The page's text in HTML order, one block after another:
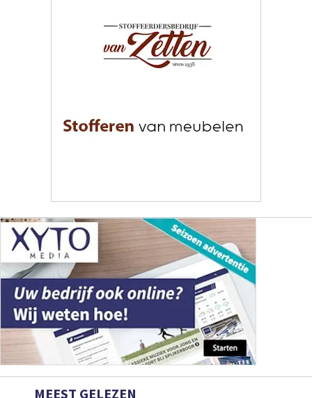
MEEST GELEZEN